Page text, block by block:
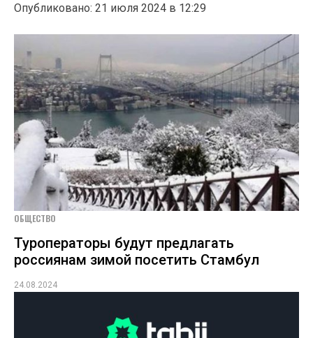
Опубликовано: 21 июля 2024 в 12:29
ОБЩЕСТВО
Туроператоры будут предлагать
россиянам зимой посетить Стамбул
24.08.2024